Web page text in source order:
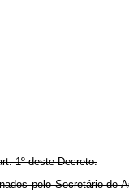
1º deste Decreto.
pelo Secretário de